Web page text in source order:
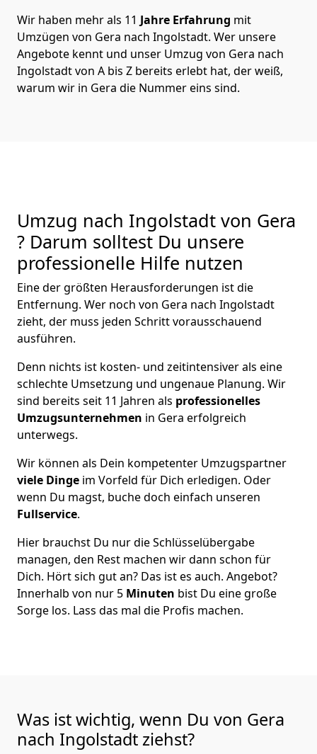
Wir haben mehr als 11 Jahre Erfahrung mit
Umzügen von Gera nach Ingolstadt. Wer unsere
Angebote kennt und unser Umzug von Gera nach
Ingolstadt von A bis Z bereits erlebt hat, der weiß,
warum wir in Gera die Nummer eins sind.
Umzug nach Ingolstadt von Gera
? Darum solltest Du unsere
professionelle Hilfe nutzen
Eine der größten Herausforderungen ist die
Entfernung. Wer noch von Gera nach Ingolstadt
zieht, der muss jeden Schritt vorausschauend
ausführen.
Denn nichts ist kosten- und zeitintensiver als eine
schlechte Umsetzung und ungenaue Planung. Wir
sind bereits seit 11 Jahren als professionelles
Umzugsunternehmen in Gera erfolgreich
unterwegs.
Wir können als Dein kompetenter Umzugspartner
viele Dinge im Vorfeld für Dich erledigen. Oder
wenn Du magst, buche doch einfach unseren
Fullservice.
Hier brauchst Du nur die Schlüsselübergabe
managen, den Rest machen wir dann schon für
Dich. Hört sich gut an? Das ist es auch. Angebot?
Innerhalb von nur 5 Minuten bist Du eine große
Sorge los. Lass das mal die Profis machen.
Was ist wichtig, wenn Du von Gera
nach Ingolstadt ziehst?